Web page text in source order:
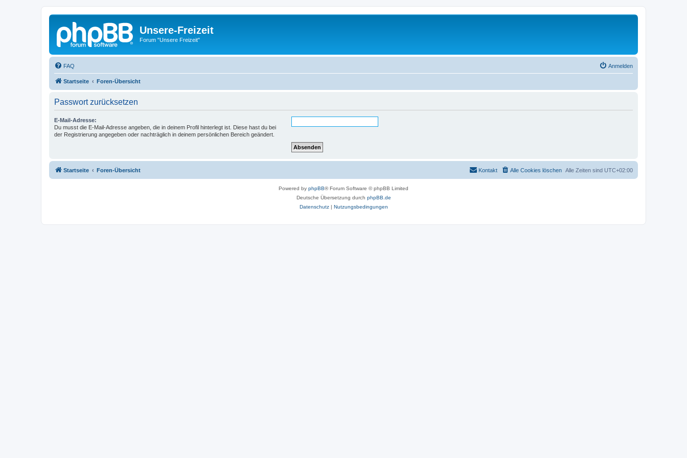
Unsere-Freizeit
Forum "Unsere Freizeit"
FAQ Anmelden
Startseite Foren-Übersicht
Passwort zurücksetzen
E-Mail-Adresse:
Du musst die E-Mail-Adresse angeben, die in deinem Profil hinterlegt ist. Diese hast du bei
der Registrierung angegeben oder nachträglich in deinem persönlichen Bereich geändert.
Startseite Foren-Übersicht Alle Zeiten sind UTC+02:00
Alle Cookies löschen
Kontakt
Powered by phpBB® Forum Software © phpBB Limited
Deutsche Übersetzung durch phpBB.de
Datenschutz| Nutzungsbedingungen